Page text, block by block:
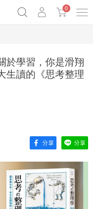
0
於學習，你是滑翔
生讀的《思考整理